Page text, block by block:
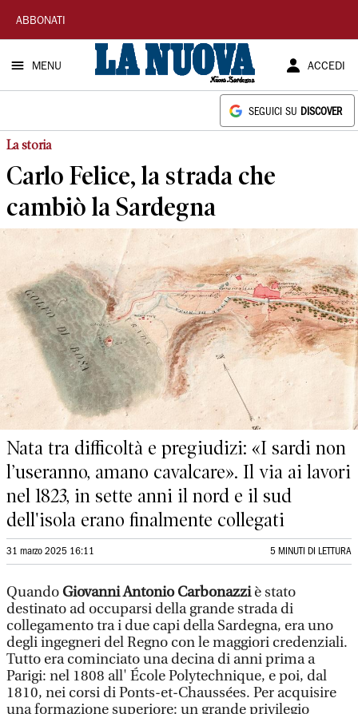
La
Nuova
Sardegna
ABBONATI
MENU ACCEDI
SEGUICI SU DISCOVER
La storia
Carlo Felice, la strada che
cambiò la Sardegna
Nata tra difficoltà e pregiudizi: «I sardi non
l’useranno, amano cavalcare». Il via ai lavori
nel 1823, in sette anni il nord e il sud
dell'isola erano finalmente collegati
31 marzo 2025 16:11 5 MINUTI DI LETTURA
QuandoGiovanni Antonio Carbonazziè stato
destinato ad occuparsi della grande strada di
collegamento tra i due capi della Sardegna, era uno
degli ingegneri del Regno con le maggiori credenziali.
Tutto era cominciato una decina di anni prima a
Parigi: nel 1808 all' École Polytechnique, e poi, dal
1810, nei corsi di Ponts-et-Chaussées. Per acquisire
una formazione superiore: un grande privilegio